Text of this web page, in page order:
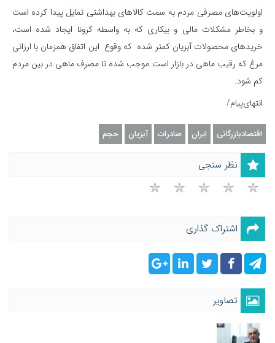
اولویت‌های مصرفی مردم به سمت کالاهای بهداشتی تمایل پیدا کرده است
و بخاطر مشکلات مالی و بیکاری که به واسطه کرونا ایجاد شده است،
خریدهای محصولات آبزیان کمتر شده که وقوع این اتفاق همزمان با ارزانی
مرغ که رقیب ماهی در بازار است موجب شده تا مصرف ماهی در بین مردم
کم شود.
انتهای‌پیام/
اقتصادبازرگانی ایران صادرات آبزیان حجم
نظر سنجی
اشتراک گذاری
تصاویر